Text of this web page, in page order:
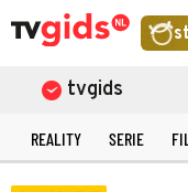
tvgids
REALITY SERIE